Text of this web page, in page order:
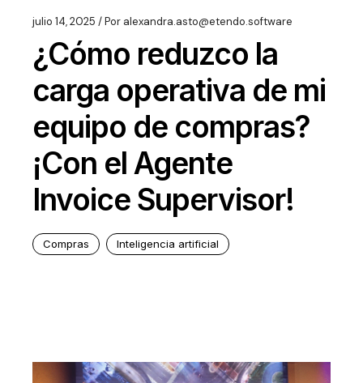
julio 14, 2025 Por alexandra.asto@etendo.software
¿Cómo reduzco la
carga operativa de mi
equipo de compras?
¡Con el Agente
Invoice Supervisor!
Compras Inteligencia artificial